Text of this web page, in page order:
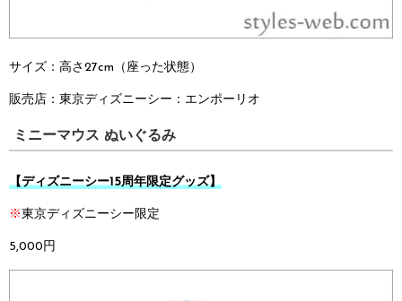
サイズ：高さ27cm（座った状態）
販売店： 東京ディズニーシー： エンポーリオ
ミニーマウス ぬいぐるみ
【ディズニーシー15周年限定グッズ】
※ 東京ディズニーシー限定
5,000円